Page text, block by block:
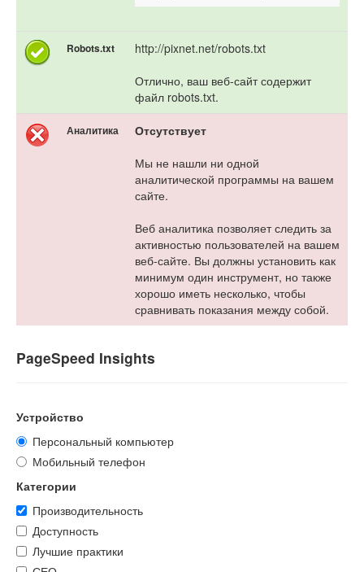
Robots.txt
http://pixnet.net/robots.txt
Отлично, ваш веб-сайт содержит
файл robots.txt.
Аналитика
Отсутствует
Мы не нашли ни одной
аналитической программы на вашем
сайте.
Веб аналитика позволяет следить за
активностью пользователей на вашем
веб-сайте. Вы должны установить как
минимум один инструмент, но также
хорошо иметь несколько, чтобы
сравнивать показания между собой.
PageSpeed Insights
Устройство
Персональный компьютер
Мобильный телефон
Категории
Производительность
Доступность
Лучшие практики